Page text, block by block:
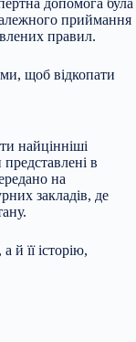
допомога була
приймання
правил.
щоб відкопати
найцінніші
представлені в
на
закладів, де
її історію,